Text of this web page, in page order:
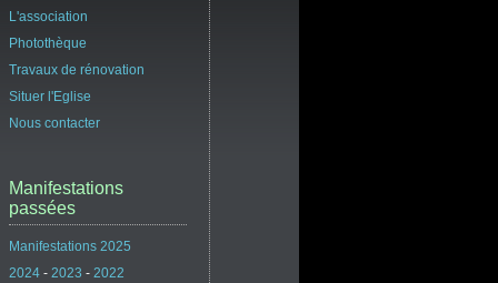
L'association
Photothèque
Travaux de rénovation
Situer l'Eglise
Nous contacter
Manifestations
passées
Manifestations 2025
2024 - 2023 - 2022